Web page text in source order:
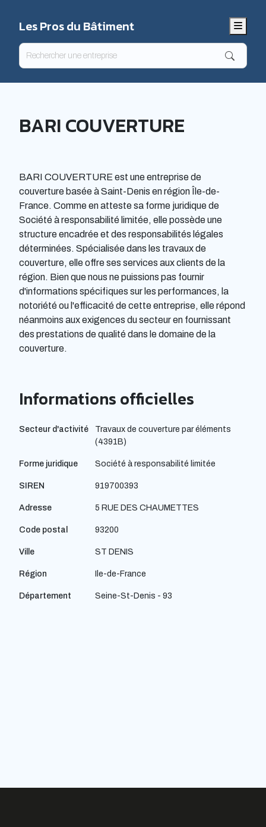
Les Pros du Bâtiment Menu
BARI COUVERTURE
BARI COUVERTURE est une entreprise de
couverture basée à Saint-Denis en région Île-de-
France. Comme en atteste sa forme juridique de
Société à responsabilité limitée, elle possède une
structure encadrée et des responsabilités légales
déterminées. Spécialisée dans les travaux de
couverture, elle offre ses services aux clients de la
région. Bien que nous ne puissions pas fournir
d'informations spécifiques sur les performances, la
notoriété ou l'efficacité de cette entreprise, elle répond
néanmoins aux exigences du secteur en fournissant
des prestations de qualité dans le domaine de la
couverture.
Informations officielles
Secteur d'activité
Travaux de couverture par éléments
(4391B)
Forme juridique Société à responsabilité limitée
SIREN 919700393
Adresse 5 RUE DES CHAUMETTES
Code postal 93200
Ville ST DENIS
Région Ile-de-France
Département Seine-St-Denis - 93